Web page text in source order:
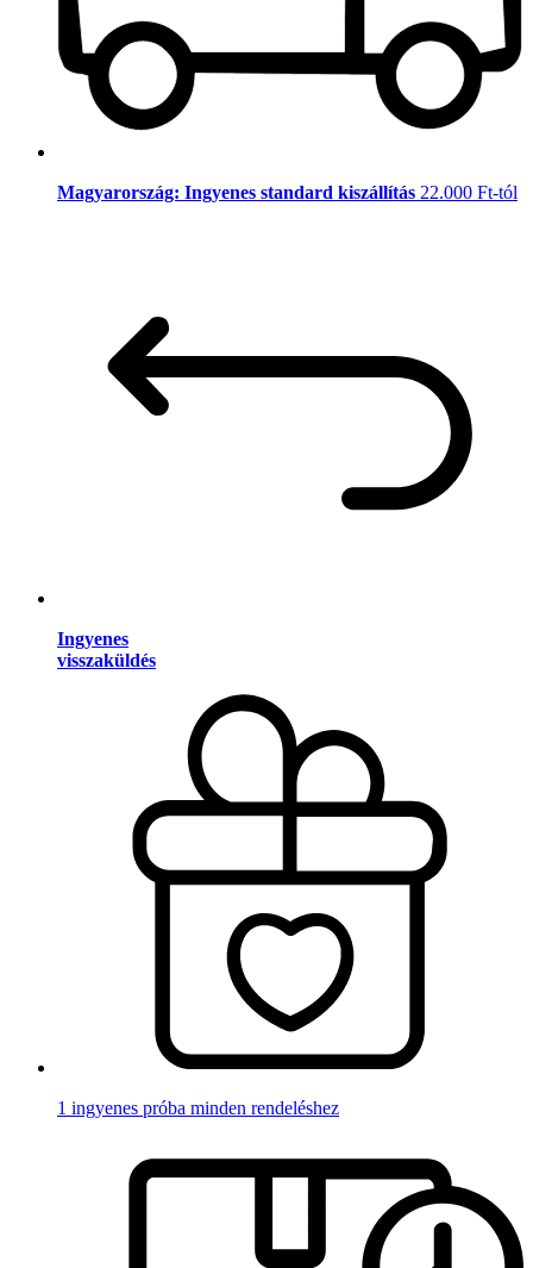
Magyarország: Ingyenes standard kiszállítás 22.000 Ft-tól
Ingyenes
visszaküldés
1 ingyenes próba minden rendeléshez